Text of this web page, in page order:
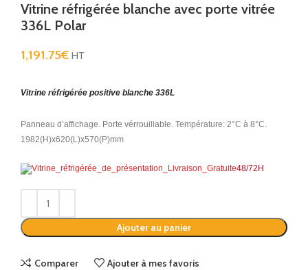
Vitrine réfrigérée blanche avec porte vitrée
336L Polar
1,191.75€ HT
Vitrine réfrigérée positive blanche 336L
Panneau d’affichage. Porte vérrouillable. Température: 2°C à 8°C.
1982(H)x620(L)x570(P)mm
48/72H
Ajouter au panier
Comparer Ajouter à mes favoris